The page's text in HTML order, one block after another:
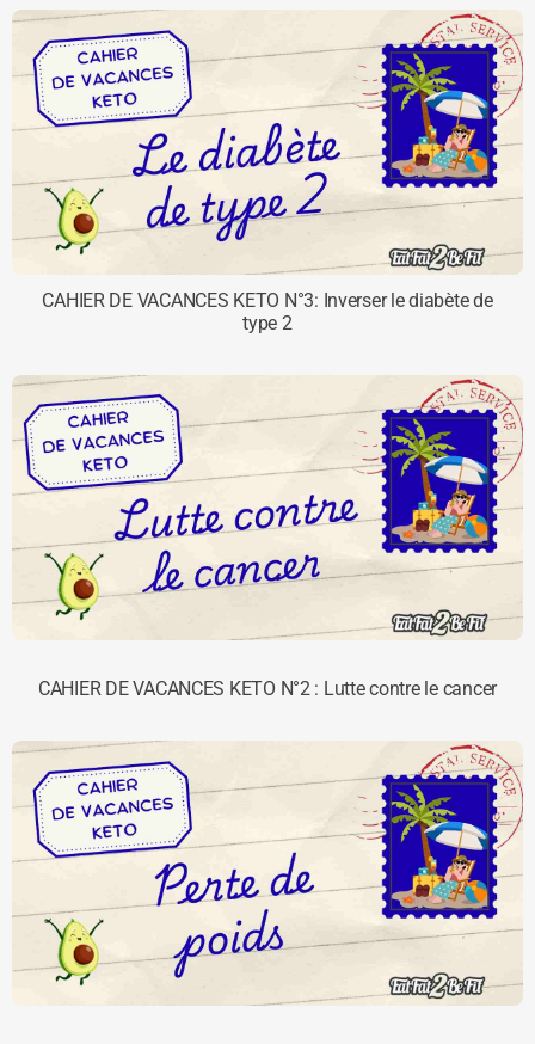
CAHIER DE VACANCES KETO N°3: Inverser le diabète de
type 2
CAHIER DE VACANCES KETO N°2 : Lutte contre le cancer